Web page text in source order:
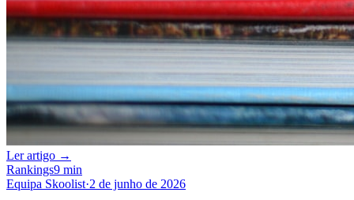
Ler artigo →
Rankings9 min
Equipa Skoolist·2 de junho de 2026